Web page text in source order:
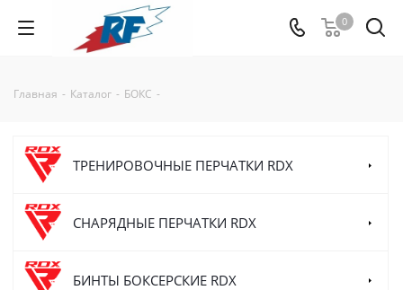
0
Главная - Каталог - БОКС -
ТРЕНИРОВОЧНЫЕ ПЕРЧАТКИ RDX
СНАРЯДНЫЕ ПЕРЧАТКИ RDX
БИНТЫ БОКСЕРСКИЕ RDX